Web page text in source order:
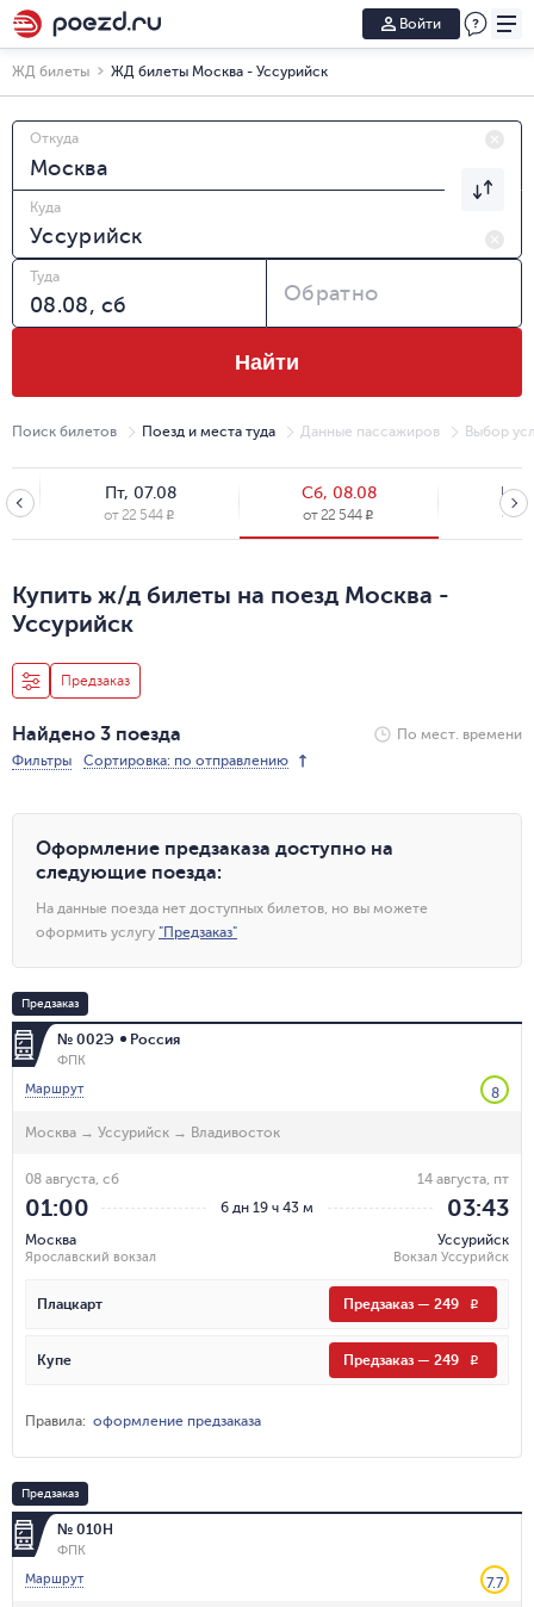
Войти
ЖД билеты ЖД билеты Москва - Уссурийск
Откуда
Куда
Туда
Обратно
Найти
Поиск билетов Поезд и места туда Данные пассажиров Выбор
Пт, 07.08
от22 544 R
Сб, 08.08
от 22 544 R
Вс,
от
Купить ж/д билеты на поезд Москва -
Уссурийск
Предзаказ
Найдено 3 поезда
По мест. времени
Фильтры
Сортировка: по отправлению
Оформление предзаказа доступно на
следующие поезда:
На данные поезда нет доступных билетов, но вы можете
оформить услугу "Предзаказ"
Предзаказ
№ 002Э Россия
ФПК
Маршрут
8
Москва → Уссурийск → Владивосток
6 дн 19 ч 43 м
08 августа, сб
01:00
Москва
Ярославский вокзал
14 августа, пт
03:43
Уссурийск
Вокзал Уссурийск
Плацкарт Предзаказ — 249 R
Купе Предзаказ — 249 R
Правила: оформление предзаказа
Предзаказ
№ 010Н
ФПК
Маршрут
7.7